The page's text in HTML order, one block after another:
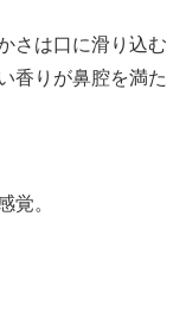
さは口に滑り込む
香りが鼻腔を満た
覚。